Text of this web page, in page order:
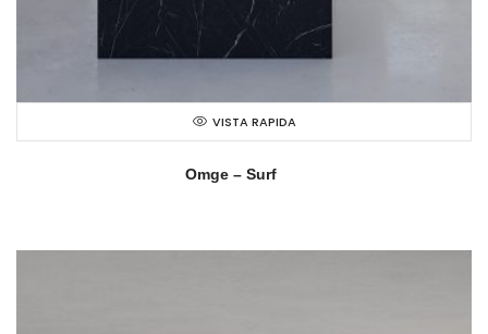
VISTA RAPIDA
Omge – Surf